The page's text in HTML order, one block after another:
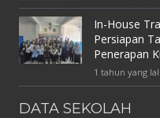
In-House
Persiapan
Penerapan
1 tahun yang
DATA SEKOLAH